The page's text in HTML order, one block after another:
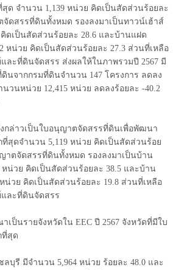
สุด จำนวน 1,139 หน่วย คิดเป็นสัดส่วนร้อยละ
จัดสรรที่ดินทั้งหมด รองลงมาเป็นทาวน์เฮ้าส์
ดเป็นสัดส่วนร้อยละ 28.6 และบ้านแฝด
หน่วย คิดเป็นสัดส่วนร้อยละ 27.3 ส่วนที่เหลือ
ละที่ดินจัดสรร ส่งผลให้ในภาพรวมปี 2567 มี
นจากกรมที่ดินจำนวน 147 โครงการ ลดลง
นวนหน่วย 12,415 หน่วย ลดลงร้อยละ -40.2
ล่าวเป็นใบอนุญาตจัดสรรที่ดินเพื่อพัฒนา
ที่สุดจำนวน 5,119 หน่วย คิดเป็นสัดส่วนร้อย
าตจัดสรรที่ดินทั้งหมด รองลงมาเป็นบ้าน
หน่วย คิดเป็นสัดส่วนร้อยละ 38.5 และบ้าน
น่วย คิดเป็นสัดส่วนร้อยละ 19.8 ส่วนที่เหลือ
ละที่ดินจัดสรร
ป็นรายจังหวัดใน EEC ปี 2567 จังหวัดที่มีใบ
ที่สุด
บุรี มีจำนวน 5,964 หน่วย ร้อยละ 48.0 และ